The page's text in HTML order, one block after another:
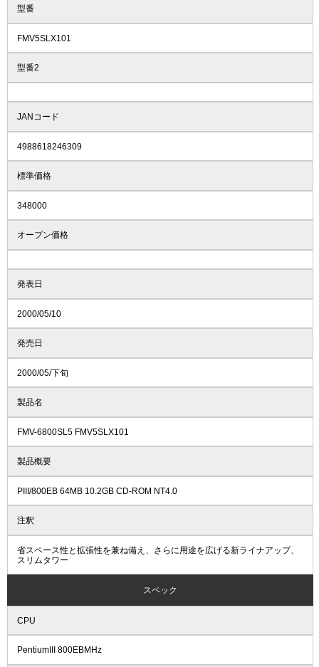
型番
FMV5SLX101
型番2
JANコード
4988618246309
標準価格
348000
オープン価格
発表日
2000/05/10
発売日
2000/05/下旬
製品名
FMV-6800SL5 FMV5SLX101
製品概要
PIII/800EB 64MB 10.2GB CD-ROM NT4.0
注釈
省スペース性と拡張性を兼ね備え、さらに用途を広げる新ライナアップ、
スリムタワー
スペック
CPU
PentiumIII 800EBMHz